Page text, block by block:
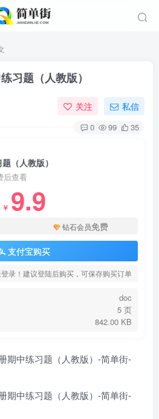
习题（人教版）
关注 私信
0 99 35
（人教版）
后查看
￥ 9.9
钻石会员免费
支付宝购买
录！建议登陆后购买，可保存购买订单
doc
5 页
842.00 KB